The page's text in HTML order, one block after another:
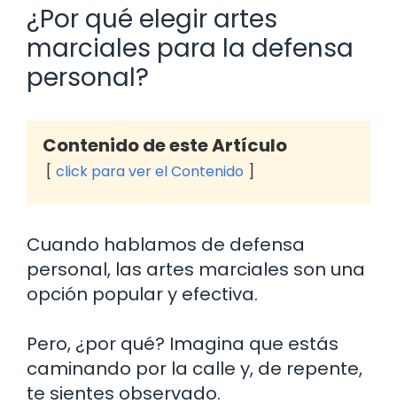
¿Por qué elegir artes
marciales para la defensa
personal?
Contenido de este Artículo
click para ver el Contenido
Cuando hablamos de defensa
personal, las artes marciales son una
opción popular y efectiva.
Pero, ¿por qué? Imagina que estás
caminando por la calle y, de repente,
te sientes observado.